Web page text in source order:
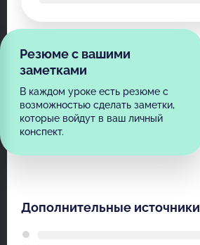
Резюме с вашими
заметками
В каждом уроке есть резюме с
возможностью сделать заметки,
которые войдут в ваш личный
конспект.
Дополнительные источники